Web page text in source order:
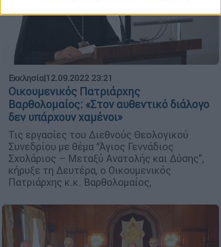
Εκκλησία|12.09.2022 23:21
Οικουμενικός Πατριάρχης
Βαρθολομαίος: «Στον αυθεντικό διάλογο
δεν υπάρχουν χαμένοι»
Τις εργασίες του Διεθνούς Θεολογικού
Συνεδρίου με θέμα “Άγιος Γεννάδιος
Σχολάριος – Μεταξύ Ανατολής και Δύσης”,
κήρυξε τη Δευτέρα, ο Οικουμενικός
Πατριάρχης κ.κ. Βαρθολομαίος,